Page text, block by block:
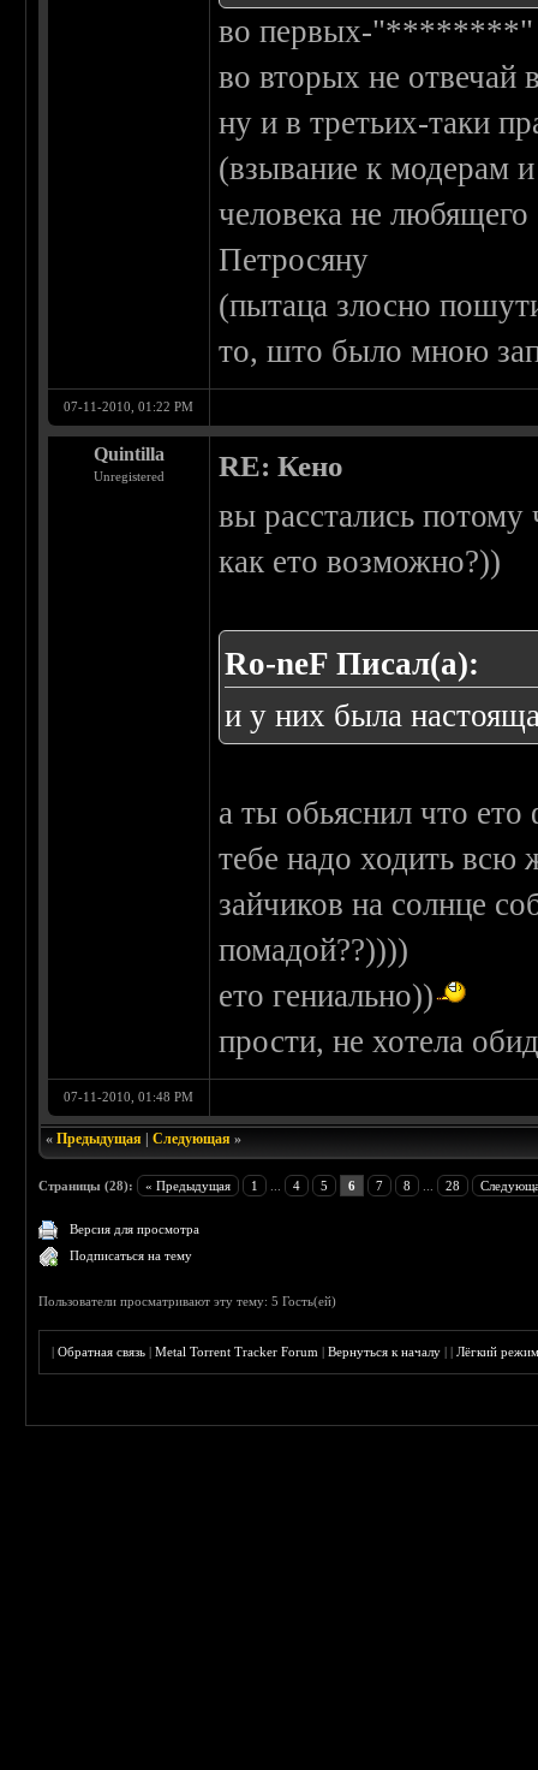
во первых-"********"
во вторых не отвечай
ну и в третьих-таки
(взывание к модерам
человека не
Петросяну
(пытаца злосно
то, што было мною
07-11-2010, 01:22 PM
Quintilla
Unregistered RE: Кено
вы расстались
как ето возможно?))
Ro-neF Писал(а):
и у них была
а ты обьяснил что ето
тебе надо ходить всю
зайчиков на солнце
помадой??))))
ето гениально))
прости, не хотела
07-11-2010, 01:48 PM
«Предыдущая |Следующая »
Страницы (28): « Предыдущая 1 4 5 6 7 8 28
Версия для просмотра
Подписаться на тему
Пользователи просматривают эту тему: 5 Гость(ей)
|Обратная связь |Metal Torrent Tracker Forum |Вернуться к началу ||Лёгкий